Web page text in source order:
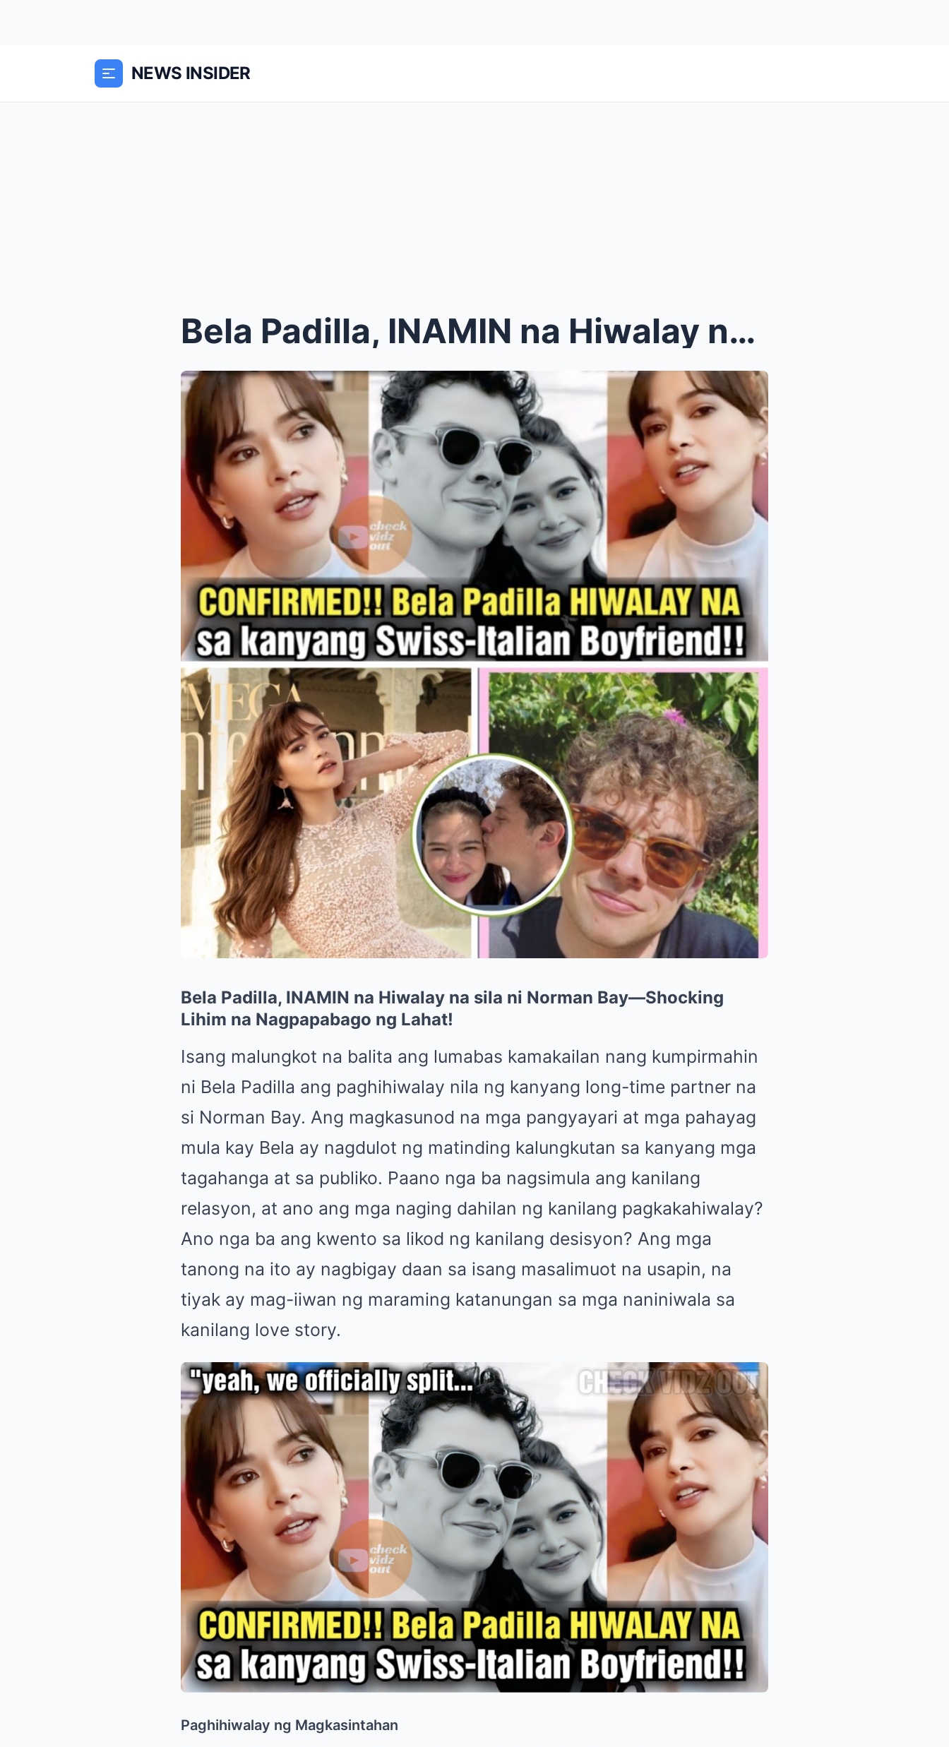
NEWS INSIDER
Bela Padilla, INAMIN na Hiwalay na sila ni Norman ...
Bela Padilla, INAMIN na Hiwalay na sila ni Norman Bay—Shocking
Lihim na Nagpapabago ng Lahat!
Isang malungkot na balita ang lumabas kamakailan nang kumpirmahin
ni Bela Padilla ang paghihiwalay nila ng kanyang long-time partner na
si Norman Bay. Ang magkasunod na mga pangyayari at mga pahayag
mula kay Bela ay nagdulot ng matinding kalungkutan sa kanyang mga
tagahanga at sa publiko. Paano nga ba nagsimula ang kanilang
relasyon, at ano ang mga naging dahilan ng kanilang pagkakahiwalay?
Ano nga ba ang kwento sa likod ng kanilang desisyon? Ang mga
tanong na ito ay nagbigay daan sa isang masalimuot na usapin, na
tiyak ay mag-iiwan ng maraming katanungan sa mga naniniwala sa
kanilang love story.
Paghihiwalay ng Magkasintahan